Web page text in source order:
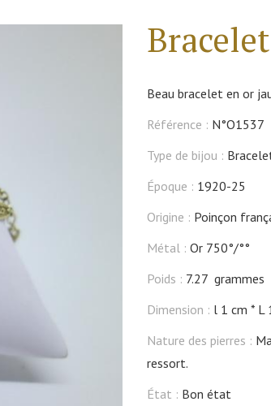
Beau bracelet en or
Référence : N°O1537
Type de bijou :
Époque : 1920-25
Origine : Poinçon
Métal : Or 750°/°°
Poids : 7.27 grammes
Dimension : l 1 cm
L
Nature des pierres :
ressort.
État : Bon état